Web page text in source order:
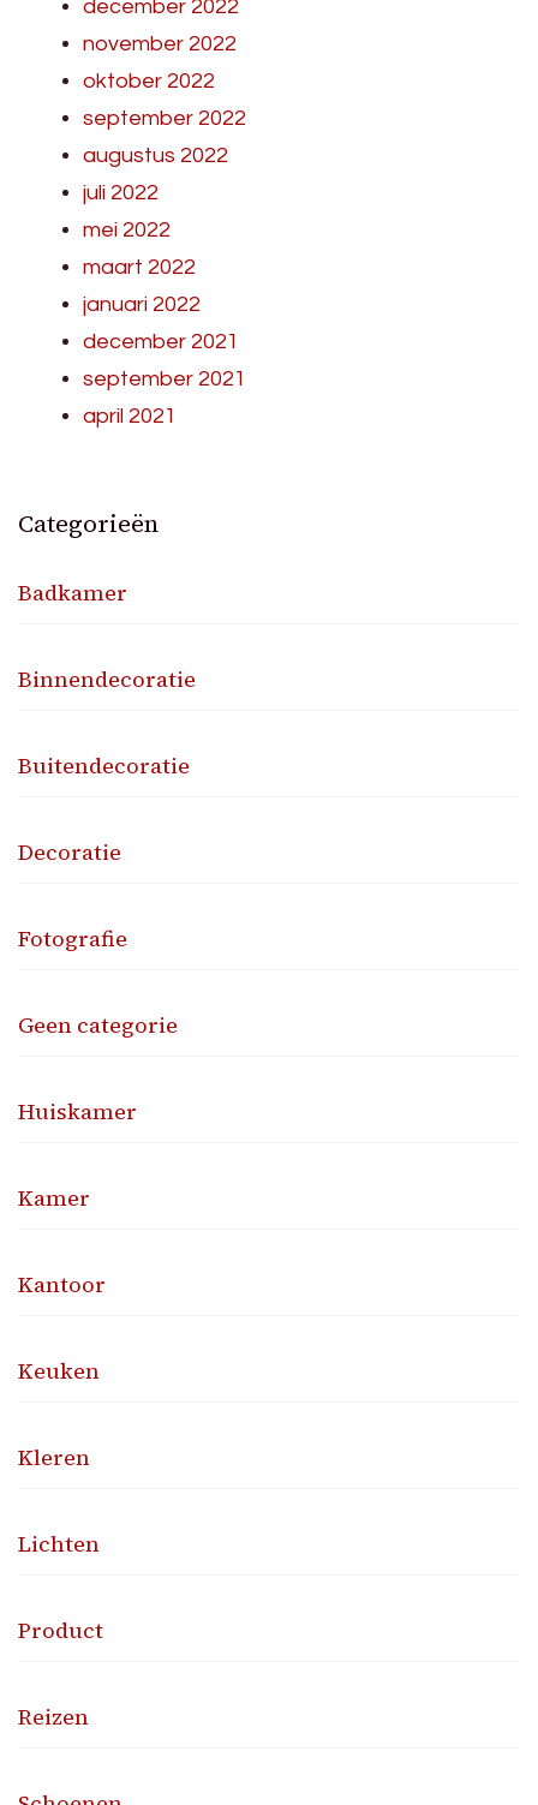
december 2022
november 2022
oktober 2022
september 2022
augustus 2022
juli 2022
mei 2022
maart 2022
januari 2022
december 2021
september 2021
april 2021
Categorieën
Badkamer
Binnendecoratie
Buitendecoratie
Decoratie
Fotografie
Geen categorie
Huiskamer
Kamer
Kantoor
Keuken
Kleren
Lichten
Product
Reizen